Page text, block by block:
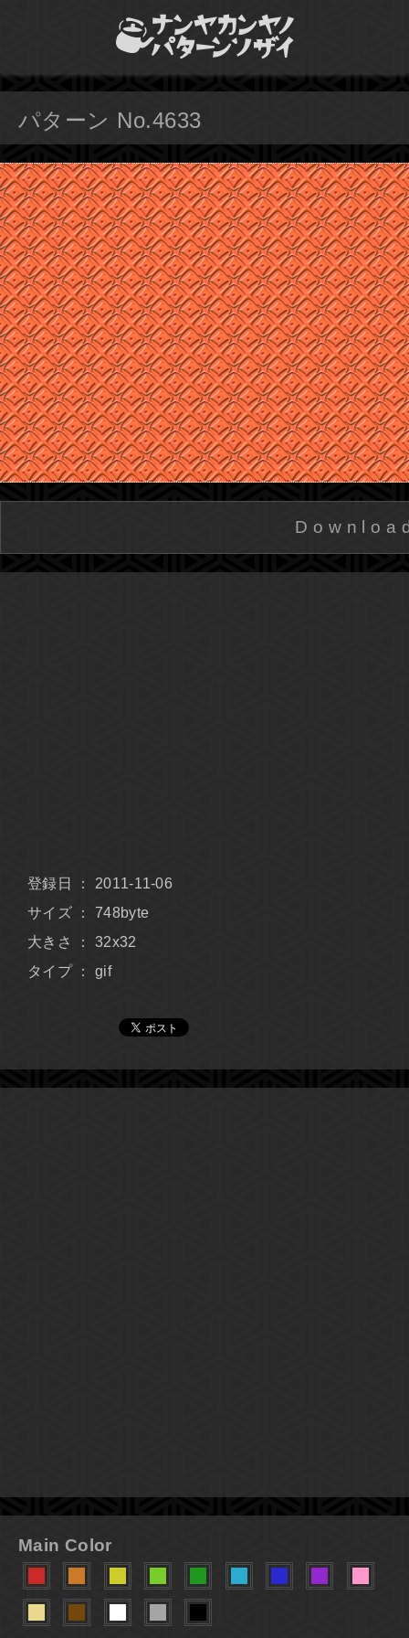
パターン No.4633
登録日 ： 2011-11-06
サイズ ： 748byte
大きさ ： 32x32
タイプ ： gif
Main Color